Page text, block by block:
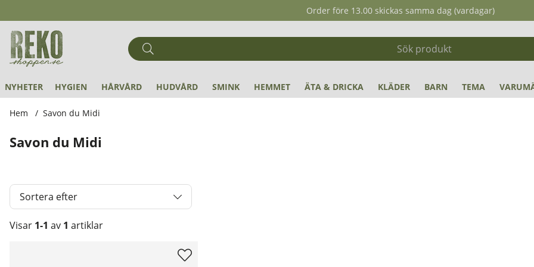
Order före 13.00 skickas samma dag (vardagar)
NYHETER HYGIEN HÅRVÅRD HUDVÅRD SMINK HEMMET ÄTA & DRICKA KLÄDER BARN TEMA
Hem Savon du Midi
Savon du Midi
Sortera efter
Visar 1-1 av 1 artiklar